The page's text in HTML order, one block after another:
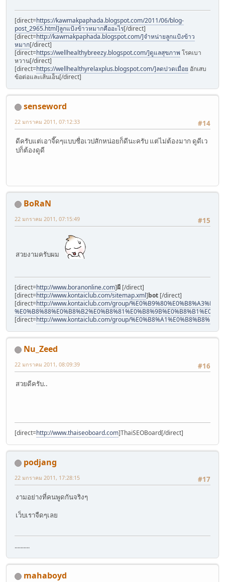
[direct=https://kawmakpaphada.blogspot.com/2011/06/blog-
post_2965.html]ลูกแป้งข้าวหมากคืออะไร[/direct]
[direct=http://kawmakpaphada.blogspot.com/]จำหน่ายลูกแป้งข้าว
หมาก[/direct]
[direct=https://wellhealthybreezy.blogspot.com/]ดูแลสุขภาพ โรคเบา
หวาน[/direct]
[direct=https://wellhealthyrelaxplus.blogspot.com/]ลดปวดเมื่อย อักเสบ
ข้อต่อและเส้นเอ็น[/direct]
senseword
#14
22 มกราคม 2011, 07:12:33
ดีครับแต่เอาจี๊ดๆแบบชื่อเวปสักหน่อยก็ดีนะครับ แต่ไม่ต้องมาก ดูดีเว
ปก็ต้องดูดี
BoRaN
#15
22 มกราคม 2011, 07:15:49
สวยงามครับผม
[direct=http://www.boranonline.com]ผี [/direct]
[direct=http://www.kontaiclub.com/sitemap.xml]bot [/direct]
[direct=http://www.kontaiclub.com/group/
[direct=http://www.kontaiclub.com/group/
Nu_Zeed
#16
22 มกราคม 2011, 08:09:39
สวยดีครับ..
[direct=http://www.thaiseoboard.com]ThaiSEOBoard[/direct]
podjang
#17
22 มกราคม 2011, 17:28:15
งามอย่างที่คนพูดกันจริงๆ
เว็บเราจืดๆเลย
..........
mahaboyd